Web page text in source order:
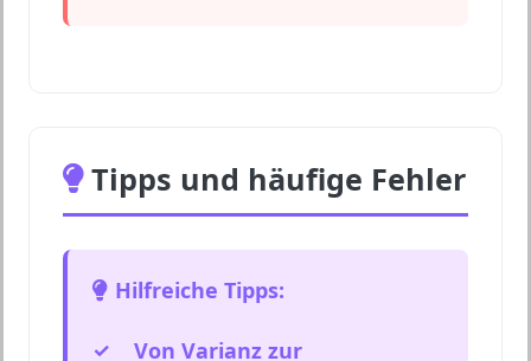
Tipps und häufige Fehler
Hilfreiche Tipps:
Von Varianz zur